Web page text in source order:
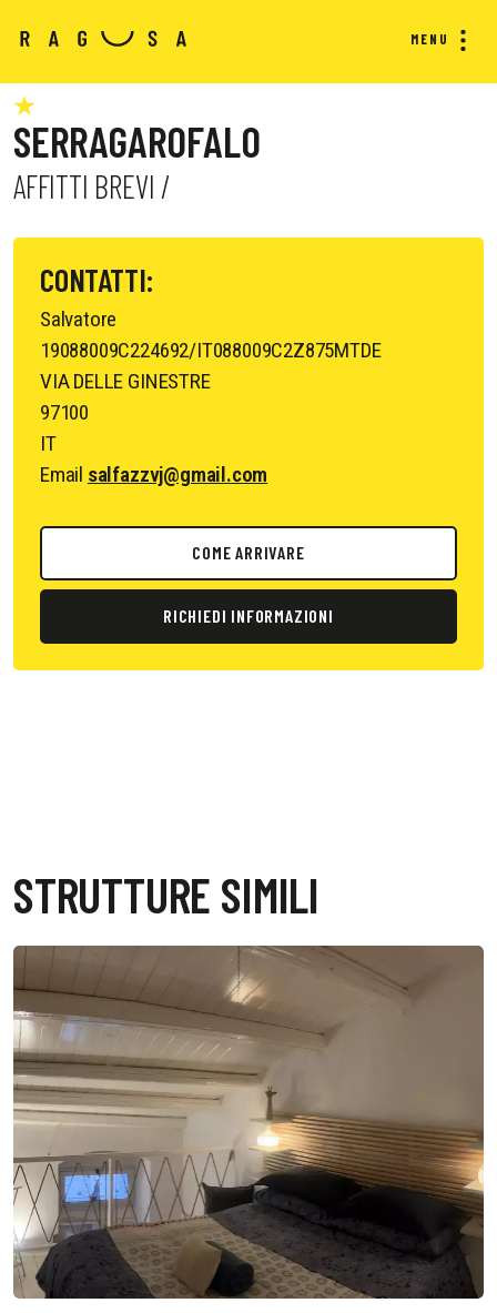
MENU
SERRAGAROFALO
AFFITTI BREVI /
CONTATTI:
Salvatore
19088009C224692/IT088009C2Z875MTDE
VIA DELLE GINESTRE
97100
IT
Email salfazzvj@gmail.com
COME ARRIVARE
RICHIEDI INFORMAZIONI
STRUTTURE SIMILI